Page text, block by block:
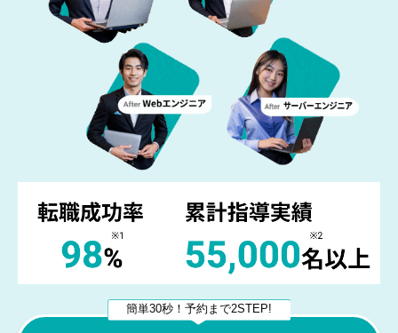
簡単30秒！予約まで2STEP!